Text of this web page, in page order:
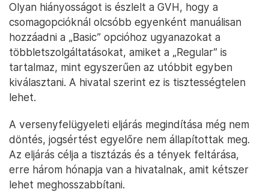
Olyan hiányosságot is észlelt a GVH, hogy a
csomagopcióknál olcsóbb egyenként manuálisan
hozzáadni a „Basic” opcióhoz ugyanazokat a
többletszolgáltatásokat, amiket a „Regular” is
tartalmaz, mint egyszerűen az utóbbit egyben
kiválasztani. A hivatal szerint ez is tisztességtelen
lehet.
A versenyfelügyeleti eljárás megindítása még nem
döntés, jogsértést egyelőre nem állapítottak meg.
Az eljárás célja a tisztázás és a tények feltárása,
erre három hónapja van a hivatalnak, amit kétszer
lehet meghosszabbítani.